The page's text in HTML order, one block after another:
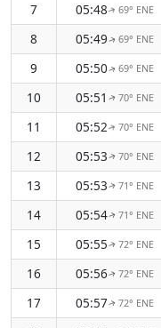
7
05:48↑69° ENE
8
05:49↑69° ENE
9
05:50↑69° ENE
10
05:51 ↑70° ENE
11
05:52↑70° ENE
12
05:53↑70° ENE
13
05:53↑71° ENE
14
05:54↑71° ENE
15
05:55↑72° ENE
16
05:56↑72° ENE
17
05:57↑72° ENE